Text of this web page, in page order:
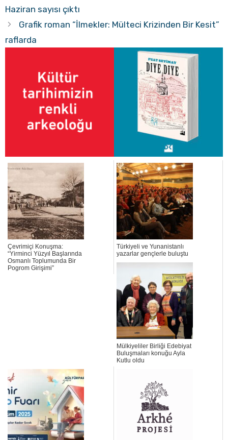
Haziran sayısı çıktı
Grafik roman “İlmekler: Mülteci Krizinden Bir Kesit”
raflarda
Çevrimiçi Konuşma:
“Yirminci Yüzyıl Başlarında
Osmanlı Toplumunda Bir
Pogrom Girişimi”
Türkiyeli ve Yunanistanlı
yazarlar gençlerle buluştu
Mülkiyeliler Birliği Edebiyat
Buluşmaları konuğu Ayla
Kutlu oldu